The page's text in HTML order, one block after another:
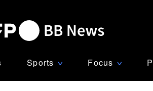
Sports ∨ Focus ∨